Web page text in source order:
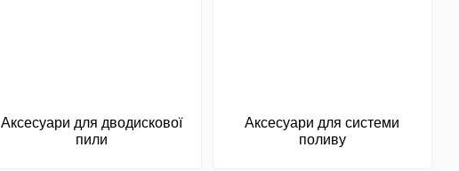
Аксесуари для дводискової
пили
Аксесуари для системи
поливу